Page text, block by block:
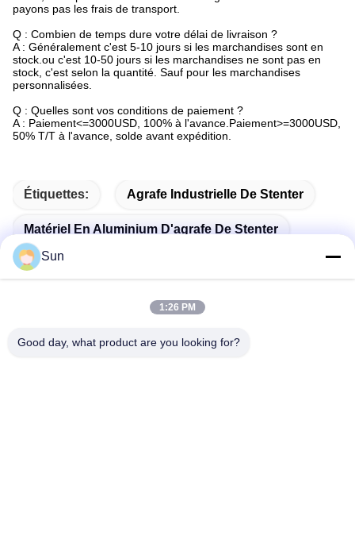
payons pas les frais de transport.
Q : Combien de temps dure votre délai de livraison ?
A : Généralement c'est 5-10 jours si les marchandises sont en
stock.ou c'est 10-50 jours si les marchandises ne sont pas en
stock, c'est selon la quantité. Sauf pour les marchandises
personnalisées.
Q : Quelles sont vos conditions de paiement ?
A : Paiement<=3000USD, 100% à l'avance.Paiement>=3000USD,
50% T/T à l'avance, solde avant expédition.
Étiquettes: Agrafe Industrielle De Stenter
Matériel En Aluminium D'agrafe De Stenter
Agrafe En Aluminium De Stenter
Sun
1:26 PM
Good day, what product are you looking for?